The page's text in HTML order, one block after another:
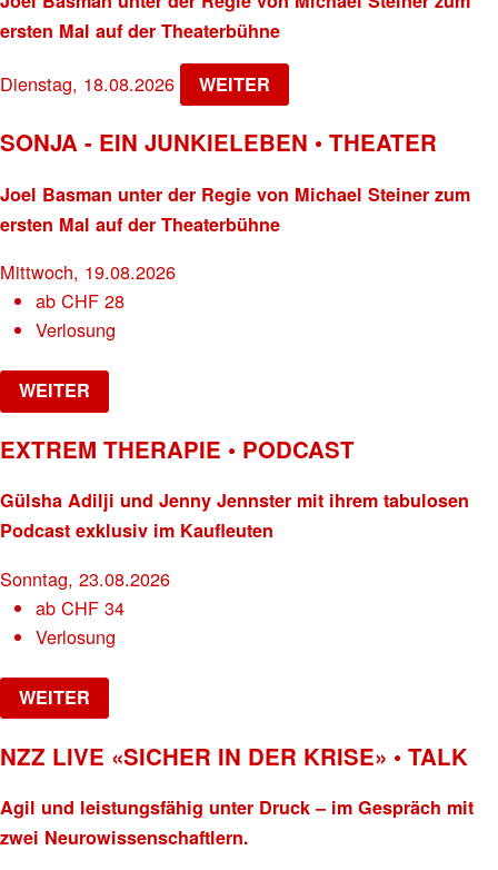
ersten Mal auf der Theaterbühne
Dienstag, 18.08.2026 WEITER
SONJA - EIN JUNKIELEBEN • THEATER
Joel Basman unter der Regie von Michael Steiner zum
ersten Mal auf der Theaterbühne
Mittwoch, 19.08.2026
abCHF 28
Verlosung
WEITER
EXTREM THERAPIE • PODCAST
Gülsha Adilji und Jenny Jennster mit ihrem tabulosen
Podcast exklusiv im Kaufleuten
Sonntag, 23.08.2026
abCHF 34
Verlosung
WEITER
NZZ LIVE «SICHER IN DER KRISE» • TALK
Agil und leistungsfähig unter Druck – im Gespräch mit
zwei Neurowissenschaftlern.